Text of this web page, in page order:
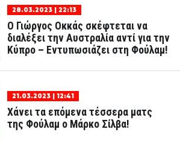
28.03.2023 | 22:13
Ο Γιώργος Οκκάς σκέφτεται να
διαλέξει την Αυστραλία αντί για την
Κύπρο – Εντυπωσιάζει στη Φούλαμ!
21.03.2023 | 12:41
Χάνει τα επόμενα τέσσερα ματς
της Φούλαμ ο Μάρκο Σίλβα!